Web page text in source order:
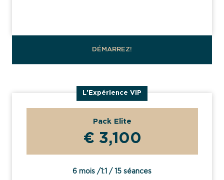
DÉMARREZ!
L'Expérience VIP
Pack Elite
€ 3,100
6 mois /1:1 / 15 séances